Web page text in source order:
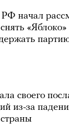
начал
своего
из-за